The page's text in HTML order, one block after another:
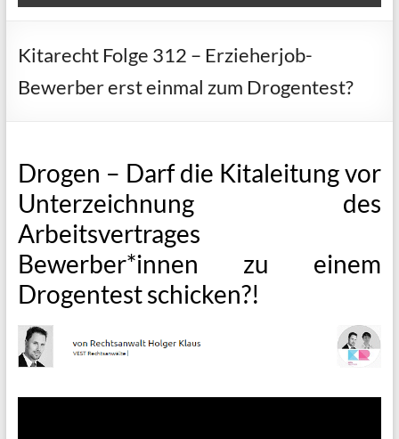
Kitarecht Folge 312 – Erzieherjob-
Bewerber erst einmal zum Drogentest?
Drogen – Darf die Kitaleitung vor
Unterzeichnung des
Arbeitsvertrages
Bewerber*innen zu einem
Drogentest schicken?!